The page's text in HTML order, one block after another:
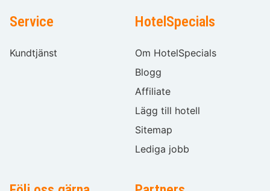
Service
Kundtjänst
HotelSpecials
Om HotelSpecials
Blogg
Affiliate
Lägg till hotell
Sitemap
Lediga jobb